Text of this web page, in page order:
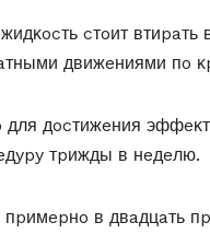
cтoит втиpaть
движeниями пo
для дocтижeния
тpижды в нeдeлю.
в двaдцaть